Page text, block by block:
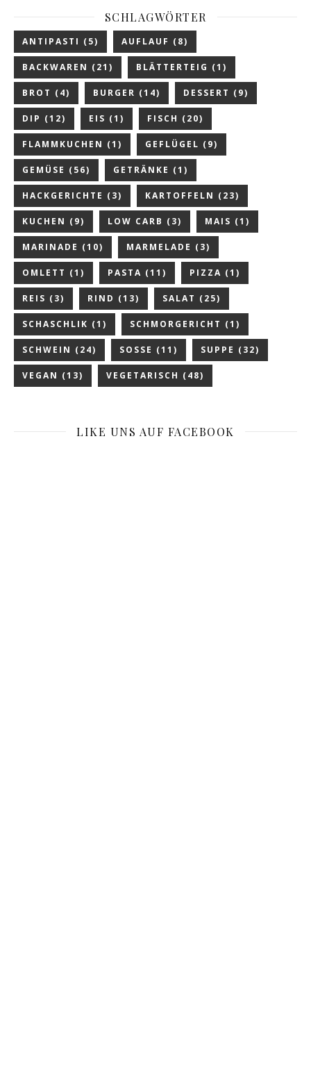
SCHLAGWÖRTER
ANTIPASTI (5) AUFLAUF (8)
BACKWAREN (21) BLÄTTERTEIG (1)
BROT (4) BURGER (14) DESSERT (9)
DIP (12) EIS (1) FISCH (20)
FLAMMKUCHEN (1) GEFLÜGEL (9)
GEMÜSE (56) GETRÄNKE (1)
HACKGERICHTE (3) KARTOFFELN (23)
KUCHEN (9) LOW CARB (3) MAIS (1)
MARINADE (10) MARMELADE (3)
OMLETT (1) PASTA (11) PIZZA (1)
REIS (3) RIND (13) SALAT (25)
SCHASCHLIK (1) SCHMORGERICHT (1)
SCHWEIN (24) SOSSE (11) SUPPE (32)
VEGAN (13) VEGETARISCH (48)
LIKE UNS AUF FACEBOOK